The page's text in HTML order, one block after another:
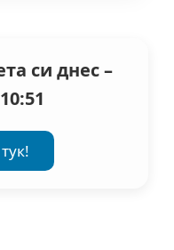
си днес –